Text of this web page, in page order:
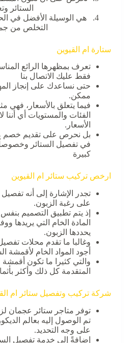
الستائر
هي الوسيلة الأفضل في
التخلص من
ستارة ام القيوين
تعرف بمظهرها الرائع
فقط عليك الاتصال بنا
حتى نساعدك على إنجاز
ممكن.
فيما يتعلق بالأسعار، فهي
الفئات والمستويات أي أننا
الأسعار.
بل نحرص على تقديم خصم
في تفصيل الستائر
كبيرة
ارخص تركيب ستائر ام القيوين
تجدر الإشارة إلى أنه
على رغبة الزبون.
إذ يتم تطبيق التصميم
المادة الخام التي يريدها
يحددها الزبون.
وغالبا ما تقدم محلات
أجود المواد الخام لأقمشة
والتي كثيرا ما تكون
المتقدمة كل ذلك وأكثر
شركة تركيب وتفصيل ستائر ام
توفر متاجر ستائر عجمان
تم الوصول إليه بعالم
على وجه التحديد.
إضافةً إلى خدمة تفصيل